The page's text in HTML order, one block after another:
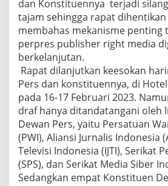
dan Konstituennya terjadi
tajam sehingga rapat
membahas mekanisme penting
perpres publisher right media
berkelanjutan.
Rapat dilanjutkan keesokan
Pers dan konstituennya, di
pada 16-17 Februari 2023.
draf hanya ditandatangani oleh
Dewan Pers, yaitu Persatuan
(PWI), Aliansi Jurnalis Indonesia
Televisi Indonesia (IJTI), Serikat
(SPS), dan Serikat Media Siber
Sedangkan empat Konstituen